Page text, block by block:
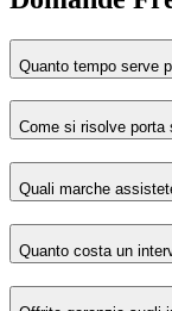
Quanto tempo serve
Come si risolve porta
Quali marche
Quanto costa un